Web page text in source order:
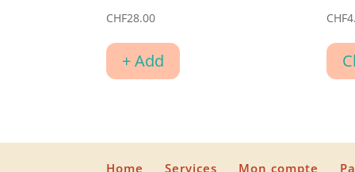
CHF28.00
+ Add
CHF
Home Services Mon compte